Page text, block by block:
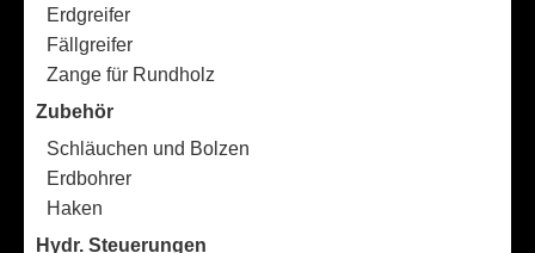
Erdgreifer
Fällgreifer
Zange für Rundholz
Zubehör
Schläuchen und Bolzen
Erdbohrer
Haken
Hydr. Steuerungen